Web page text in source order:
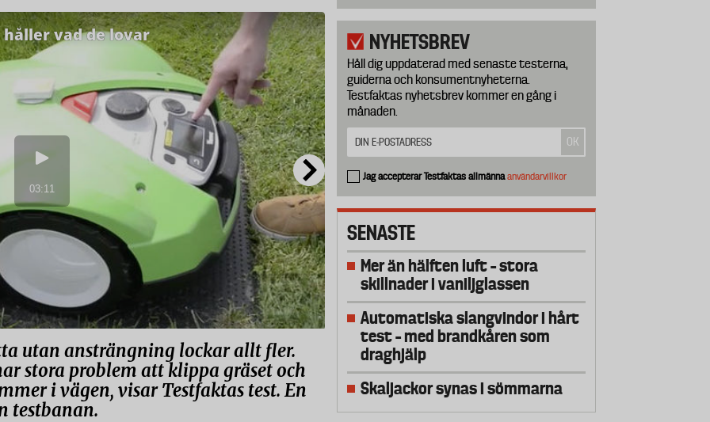
utan ansträngning lockar allt fler.
stora problem att klippa gräset och
i vägen, visar Testfaktas test. En
testbanan.
NYHETSBREV
Håll dig uppdaterad med senaste testerna,
guiderna och konsumentnyheterna.
Testfaktas nyhetsbrev kommer en gång i
månaden.
Jag accepterar Testfaktas allmännaanvändarvillkor
SENASTE
Mer än hälften luft – stora
skillnader i vaniljglassen
Automatiska slangvindor i hårt
test – med brandkåren som
draghjälp
Skaljackor synas i sömmarna